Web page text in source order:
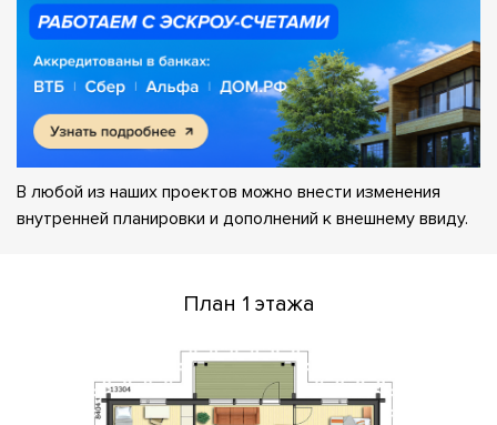
В любой из наших проектов можно внести изменения
внутренней планировки и дополнений к внешнему ввиду.
План 1 этажа